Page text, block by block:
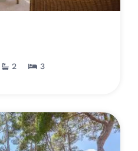
2 3